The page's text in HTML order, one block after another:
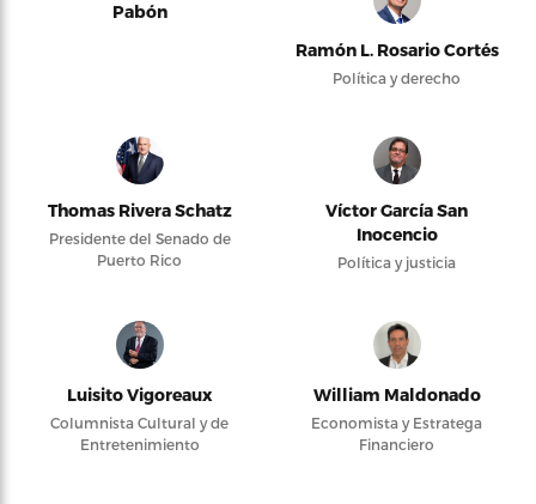
Pabón
Ramón L. Rosario Cortés
Política y derecho
Thomas Rivera Schatz
Presidente del Senado de
Puerto Rico
Víctor García San
Inocencio
Política y justicia
Luisito Vigoreaux
Columnista Cultural y de
Entretenimiento
William Maldonado
Economista y Estratega
Financiero